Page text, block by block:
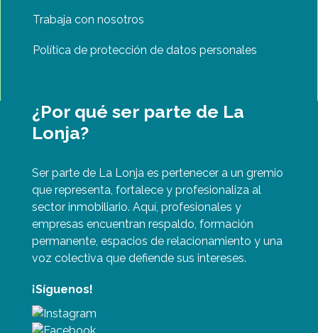
Trabaja con nosotros
Política de protección de datos personales
¿Por qué ser parte de La
Lonja?
Ser parte de La Lonja es pertenecer a un gremio
que representa, fortalece y profesionaliza al
sector inmobiliario. Aquí, profesionales y
empresas encuentran respaldo, formación
permanente, espacios de relacionamiento y una
voz colectiva que defiende sus intereses.
¡Síguenos!